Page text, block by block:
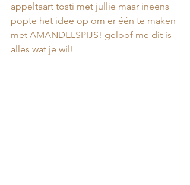
appeltaart tosti met jullie maar ineens
popte het idee op om er één te maken
met AMANDELSPIJS! geloof me dit is
alles wat je wil!